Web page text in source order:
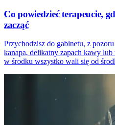
Co powiedzieć terapeucie,
zacząć
Przychodzisz do gabinetu, z
kanapa, delikatny zapach kawy
w środku wszystko wali się od